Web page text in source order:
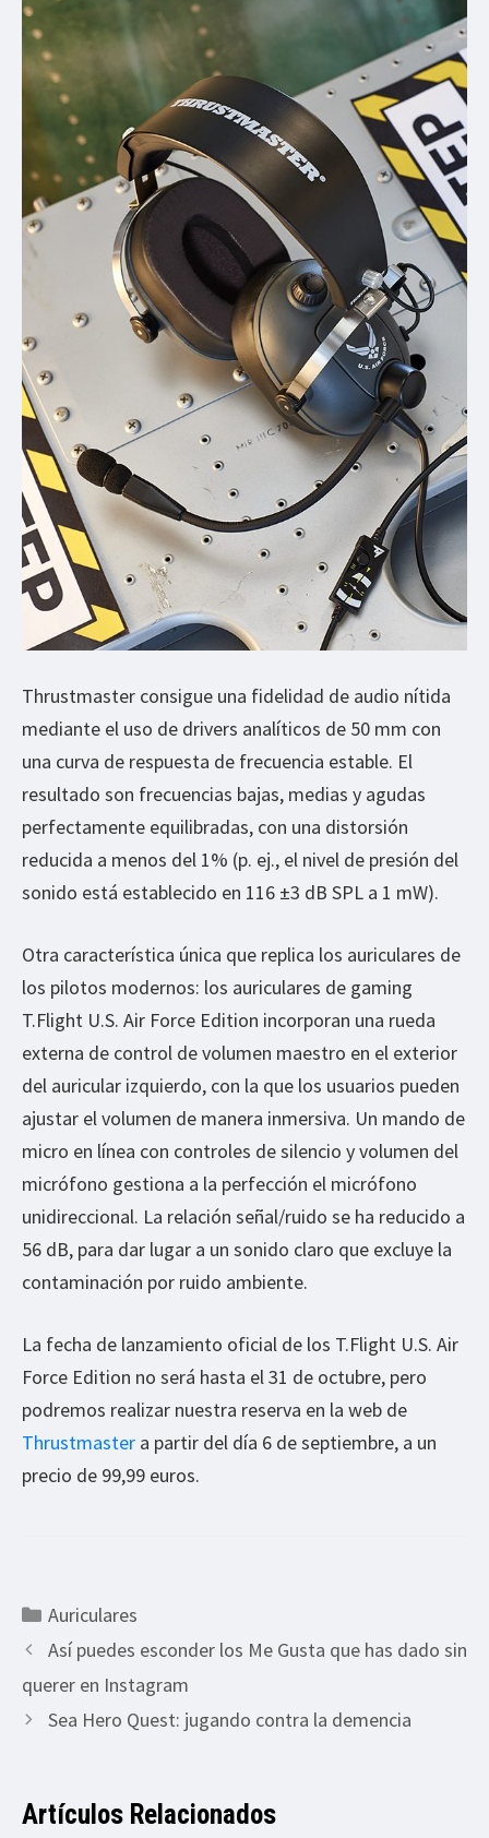
Thrustmaster consigue una fidelidad de audio nítida
mediante el uso de drivers analíticos de 50 mm con
una curva de respuesta de frecuencia estable. El
resultado son frecuencias bajas, medias y agudas
perfectamente equilibradas, con una distorsión
reducida a menos del 1% (p. ej., el nivel de presión del
sonido está establecido en 116 ±3 dB SPL a 1 mW).
Otra característica única que replica los auriculares de
los pilotos modernos: los auriculares de gaming
T.Flight U.S. Air Force Edition incorporan una rueda
externa de control de volumen maestro en el exterior
del auricular izquierdo, con la que los usuarios pueden
ajustar el volumen de manera inmersiva. Un mando de
micro en línea con controles de silencio y volumen del
micrófono gestiona a la perfección el micrófono
unidireccional. La relación señal/ruido se ha reducido a
56 dB, para dar lugar a un sonido claro que excluye la
contaminación por ruido ambiente.
La fecha de lanzamiento oficial de los T.Flight U.S. Air
Force Edition no será hasta el 31 de octubre, pero
podremos realizar nuestra reserva en la web de
Thrustmaster a partir del día 6 de septiembre, a un
precio de 99,99 euros.
Categorías
Auriculares
Así puedes esconder los Me Gusta que has dado sin
querer en Instagram
Sea Hero Quest: jugando contra la demencia
Artículos Relacionados